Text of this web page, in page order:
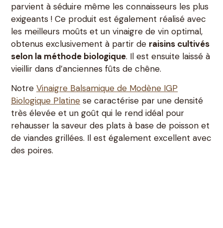
parvient à séduire même les connaisseurs les plus
exigeants ! Ce produit est également réalisé avec
les meilleurs moûts et un vinaigre de vin optimal,
obtenus exclusivement à partir de raisins cultivés
selon la méthode biologique. Il est ensuite laissé à
vieillir dans d’anciennes fûts de chêne.
Notre Vinaigre Balsamique de Modène IGP
Biologique Platine se caractérise par une densité
très élevée et un goût qui le rend idéal pour
rehausser la saveur des plats à base de poisson et
de viandes grillées. Il est également excellent avec
des poires.